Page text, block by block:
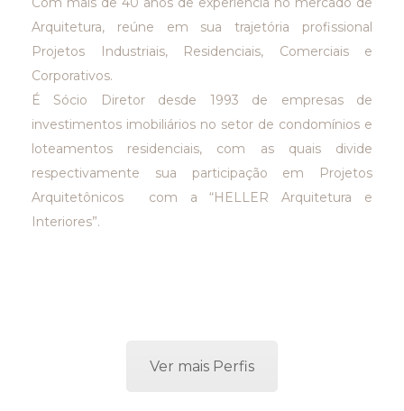
Arquitetura, reúne em sua trajetória profissional
Projetos Industriais, Residenciais, Comerciais e
Corporativos.
É Sócio Diretor desde 1993 de empresas de
investimentos imobiliários no setor de condomínios e
loteamentos residenciais, com as quais divide
respectivamente sua participação em Projetos
Arquitetônicos com a “HELLER Arquitetura e
Interiores”.
Ver mais Perfis